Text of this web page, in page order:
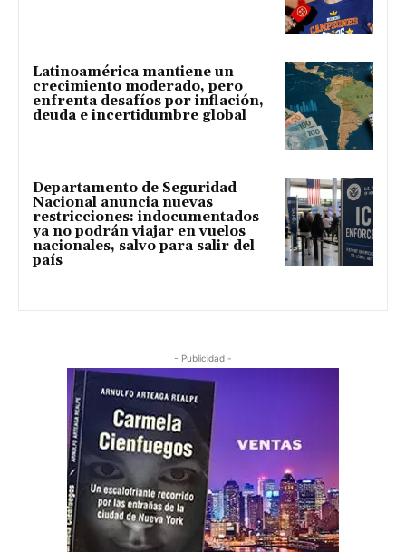
Latinoamérica mantiene un
crecimiento moderado, pero
enfrenta desafíos por inflación,
deuda e incertidumbre global
Departamento de Seguridad
Nacional anuncia nuevas
restricciones: indocumentados
ya no podrán viajar en vuelos
nacionales, salvo para salir del
país
- Publicidad -